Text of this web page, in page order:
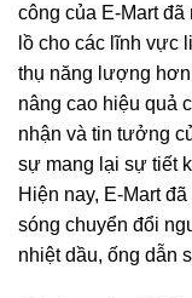
công của E-Mart
lồ cho các lĩnh vực
thụ năng lượng
nâng cao hiệu quả
nhận và tin tưởng
sự mang lại sự tiết
Hiện nay, E-Mart
sóng chuyển đổi
nhiệt dầu, ống dẫn